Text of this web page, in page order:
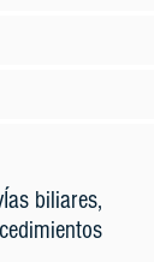
biliares,